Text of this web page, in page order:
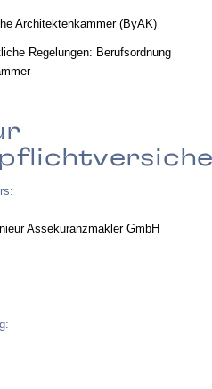
Architektenkammer (ByAK)
Regelungen: Berufsordnung
Assekuranzmakler GmbH